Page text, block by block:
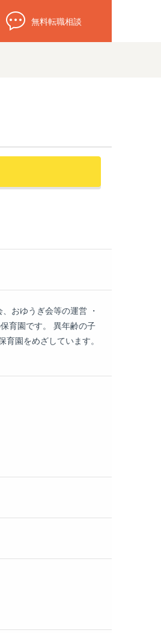
無料転職相談
おゆうぎ会等の運営 ・
育園です。 異年齢の子
園をめざしています。